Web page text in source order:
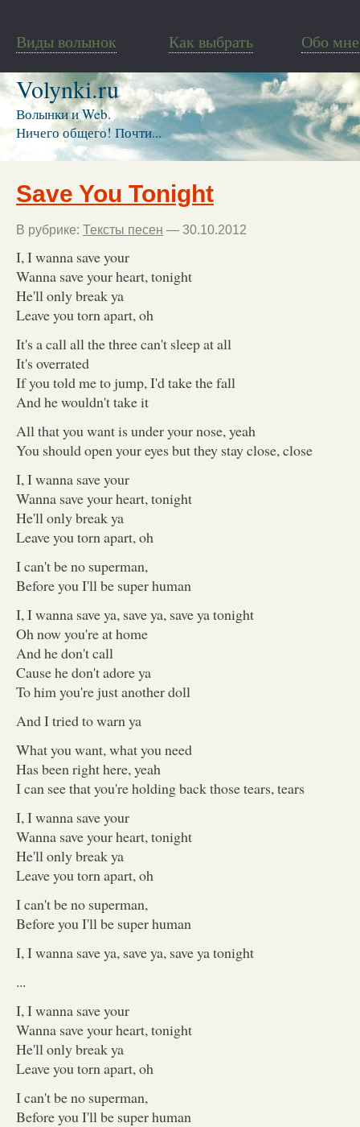
Виды волынок Как выбрать Обо мне
Volynki.ru
Волынки и Web.
Ничего общего! Почти...
Save You Tonight
В рубрике: Тексты песен — 30.10.2012
I, I wanna save your
Wanna save your heart, tonight
He'll only break ya
Leave you torn apart, oh
It's a call all the three can't sleep at all
It's overrated
If you told me to jump, I'd take the fall
And he wouldn't take it
All that you want is under your nose, yeah
You should open your eyes but they stay close, close
I, I wanna save your
Wanna save your heart, tonight
He'll only break ya
Leave you torn apart, oh
I can't be no superman,
Before you I'll be super human
I, I wanna save ya, save ya, save ya tonight
Oh now you're at home
And he don't call
Cause he don't adore ya
To him you're just another doll
And I tried to warn ya
What you want, what you need
Has been right here, yeah
I can see that you're holding back those tears, tears
I, I wanna save your
Wanna save your heart, tonight
He'll only break ya
Leave you torn apart, oh
I can't be no superman,
Before you I'll be super human
I, I wanna save ya, save ya, save ya tonight
...
I, I wanna save your
Wanna save your heart, tonight
He'll only break ya
Leave you torn apart, oh
I can't be no superman,
Before you I'll be super human